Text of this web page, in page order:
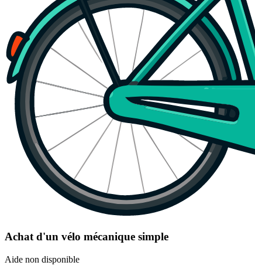
Achat d'un vélo mécanique simple
Aide non disponible